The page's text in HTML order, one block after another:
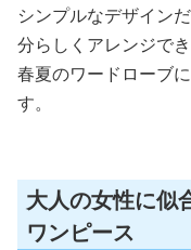
シンプルなデザイン
分らしくアレンジでき
春夏のワードローブ
す。
大人の女性に似
ワンピース